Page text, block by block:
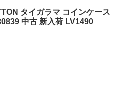
タイガラマ コインケース
中古 新入荷 LV1490